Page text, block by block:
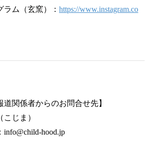
ラム（玄窯）： https://www.instagram.co
道関係者からのお問合せ先】
じま）
info@child-hood.jp